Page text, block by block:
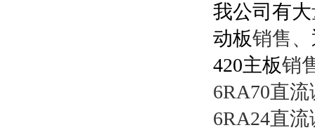
我公司有
动板销售、
420主板销
6RA70直流
6RA24直流